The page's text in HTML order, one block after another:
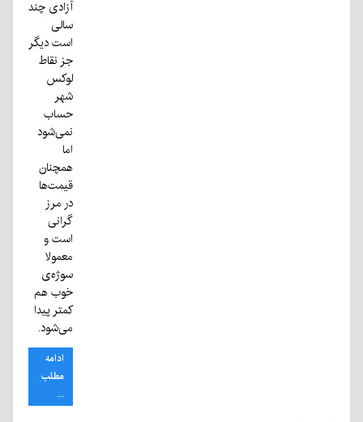
آزادی چند
سالی‌
است دیگر
جز نقاط
لوکس
شهر
حساب
نمی‌شود
اما
همچنان
قیمت‌ها
در مرز
گرانی‌
است و
معمولا
سوژه‌ی
خوب هم
کمتر پیدا
می‌شود.
ادامه
مطلب
...